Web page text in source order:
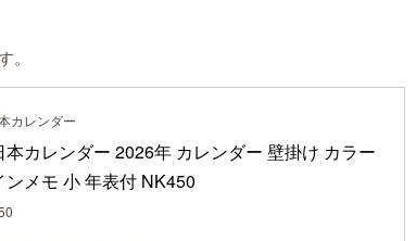
カレンダー
本カレンダー 2026年 カレンダー 壁掛け カラー
ンメモ 小 年表付 NK450